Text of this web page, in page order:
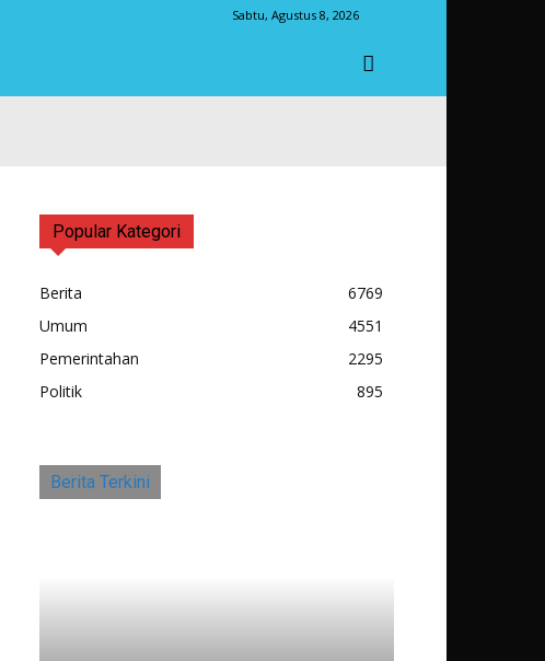
Sabtu, Agustus 8, 2026
Popular Kategori
Berita
6769
Umum
4551
Pemerintahan
2295
Politik
895
Berita Terkini